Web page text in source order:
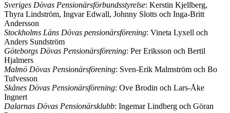
Sveriges Dövas Pensionärsförbundsstyrelse: Kerstin Kjellberg,
Thyra Lindström, Ingvar Edwall, Johnny Slotts och Inga-Britt
Andersson
Stockholms Läns Dövas pensionärsförening: Vineta Lyxell och
Anders Sundström
Göteborgs Dövas Pensionärsförening: Per Eriksson och Bertil
Hjalmers
Malmö Dövas Pensionärsförening: Sven-Erik Malmström och Bo
Tufvesson
Skånes Dövas Pensionärsförening: Ove Brodin och Lars-Åke
Ingnert
Dalarnas Dövas Pensionärsklubb: Ingemar Lindberg och Göran